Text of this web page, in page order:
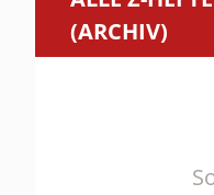
(ARCHIV)